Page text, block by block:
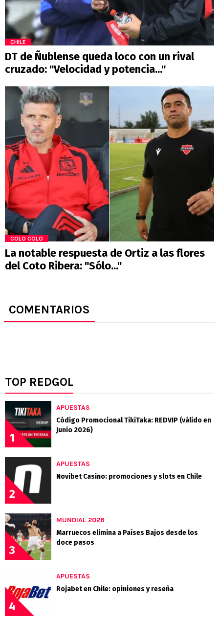
CHILE
DT de Ñublense queda loco con un rival
cruzado: "Velocidad y potencia..."
COLO COLO
La notable respuesta de Ortiz a las flores
del Coto Ribera: "Sólo..."
COMENTARIOS
TOP REDGOL
1
APUESTAS
Código Promocional TikiTaka: REDVIP (válido en
Junio 2026)
2
APUESTAS
Novibet Casino: promociones y slots en Chile
3
MUNDIAL 2026
Marruecos elimina a Países Bajos desde los
doce pasos
4
APUESTAS
Rojabet en Chile: opiniones y reseña